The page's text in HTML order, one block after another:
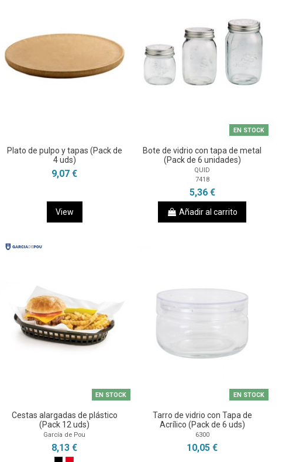
Plato de pulpo y tapas (Pack de
4 uds)
9,07 €
View
EN STOCK
Bote de vidrio con tapa de metal
(Pack de 6 unidades)
QUID
7418
5,36 €
Añadir al carrito
EN STOCK
Cestas alargadas de plástico
(Pack 12 uds)
García de Pou
8,13 €
EN STOCK
Tarro de vidrio con Tapa de
Acrílico (Pack de 6 uds)
6300
10,05 €